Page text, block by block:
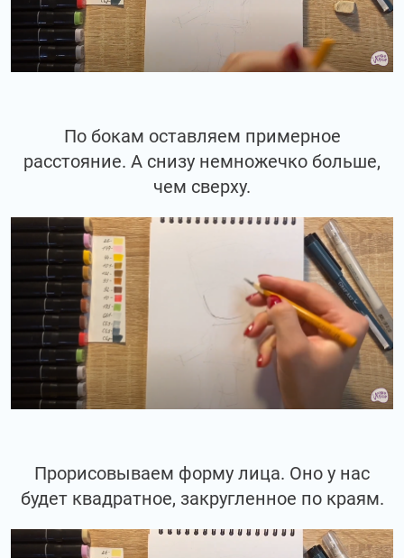
По бокам оставляем примерное
расстояние. А снизу немножечко больше,
чем сверху.
Прорисовываем форму лица. Оно у нас
будет квадратное, закругленное по краям.